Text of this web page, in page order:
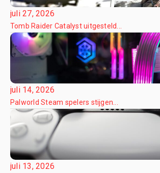
juli 27, 2026
Tomb Raider Catalyst uitgesteld...
juli 14, 2026
Palworld Steam spelers stijgen...
juli 13, 2026